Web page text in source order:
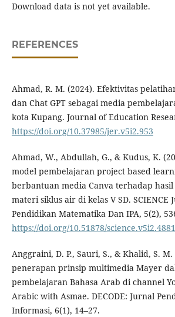
Download data is not yet available.
REFERENCES
Ahmad, R. M. (2024). Efektivitas
dan Chat GPT sebagai media
kota Kupang. Journal of Education
https://doi.org/10.37985/jer.v5i2.953
Ahmad, W., Abdullah, G., & Kudus, K.
model pembelajaran project based
berbantuan media Canva terhadap
materi siklus air di kelas V SD. SCIENCE
Pendidikan Matematika Dan IPA, 5(2),
https://doi.org/10.51878/science.v5i2.4881
Anggraini, D. P., Sauri, S., & Khalid, S.
penerapan prinsip multimedia Mayer
pembelajaran Bahasa Arab di channel
Arabic with Asmae. DECODE: Jurnal
Informasi, 6(1), 14–27.